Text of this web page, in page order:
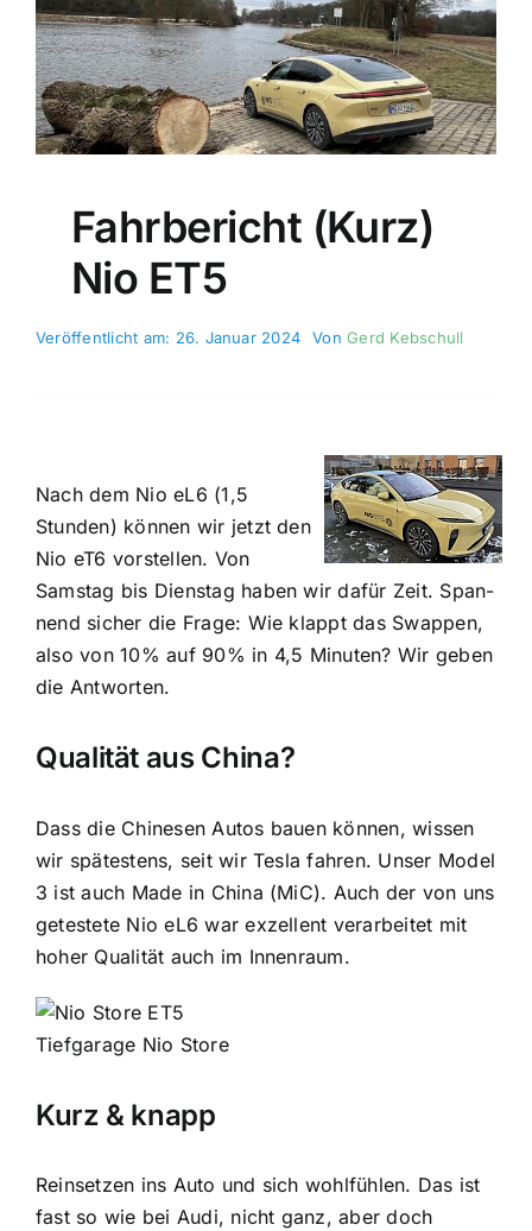
Fahrbericht (kurz)
Nio ET5
Veröffentlicht am: 26. Januar 2024 VonGerd Kebschull
Nach dem Nio eL6 (1,5
Stunden) kön­nen wir jetzt den
Nio eT6 vorstellen. Von
Samstag bis Dien­stag haben wir dafür Zeit. Span­
nend sicher die Frage: Wie klappt das Swappen,
also von 10% auf 90% in 4,5 Minuten? Wir geben
die Antworten.
Qualität aus China?
Dass die Chinesen Autos bauen können, wissen
wir spätestens, seit wir Tesla fahren. Unser Model
3 ist auch Made in China (MiC). Auch der von uns
getestete Nio eL6 war exzellent verarbeitet mit
hoher Qualität auch im Innenraum.
Tiefgarage Nio Store
Kurz & knapp
Reinsetzen ins Auto und sich wohlfühlen. Das ist
fast so wie bei Audi, nicht ganz, aber doch